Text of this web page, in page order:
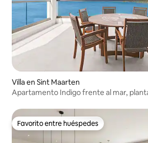
Villa en Sint Maarten
Apartamento Indigo frente al mar,
Favorito entre huéspedes
Favorito entre huéspedes